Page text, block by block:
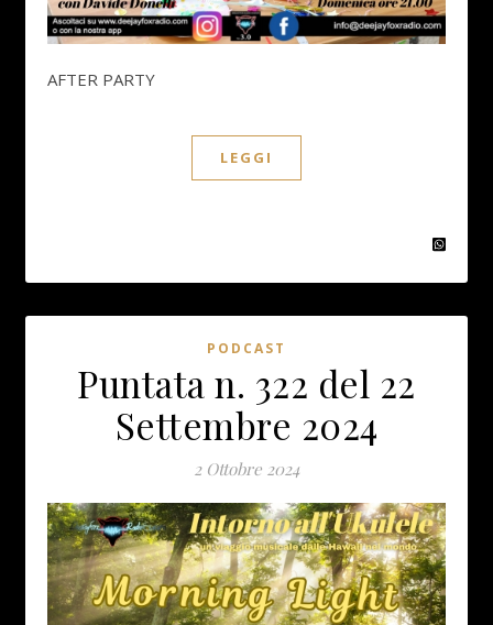
AFTER PARTY
LEGGI
PODCAST
Puntata n. 322 del 22
Settembre 2024
2 Ottobre 2024